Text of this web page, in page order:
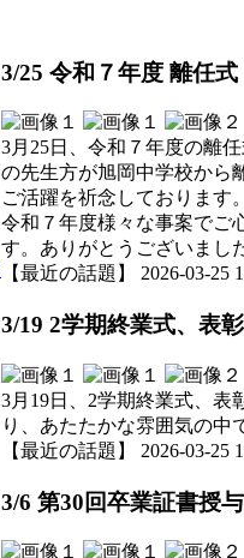
3/25 令和７年度 離任式
3月25日、令和７年度の離
の先生方が旭岡中学校から
ご活躍を祈念しております。
令和７年度様々な事案でご
す。ありがとうございまし
【最近の話題】 2026-03-25
3/19 2学期終業式、表彰
3月19日、2学期終業式、表
り、あたたかな雰囲気の中
【最近の話題】 2026-03-25
3/6 第30回卒業証書授